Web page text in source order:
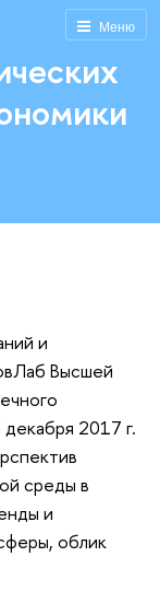
Меню
и
Высшей
2017 г.
среды в
и
облик